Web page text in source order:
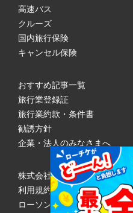
高速バス
クルーズ
国内旅行保険
キャンセル保険
おすすめ記事一覧
旅行業登録証
旅行業約款・条件書
勧誘方針
企業・法人のみなさまへ
株式会社ローソンエンタテイ
利用規約
ローソンWEB会員規約